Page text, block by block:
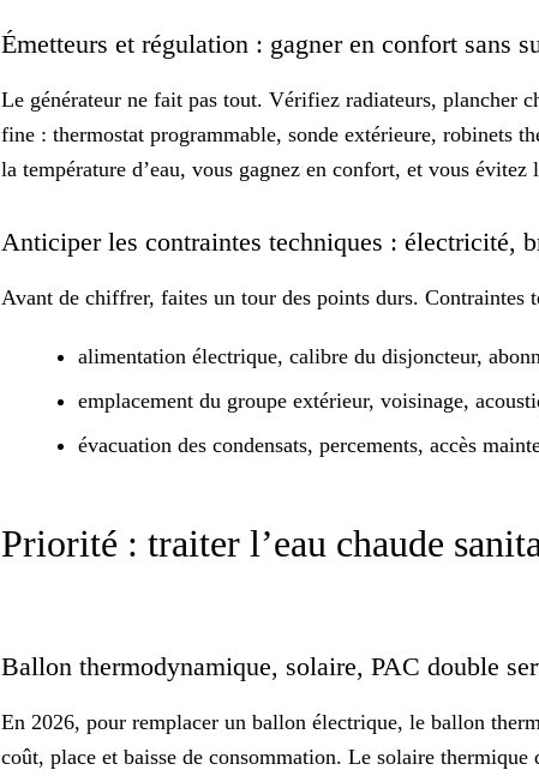
Émetteurs et régulation : gagner en confort sans
Le générateur ne fait pas tout. Vérifiez radiateurs, plancher
fine : thermostat programmable, sonde extérieure, robinets
la température d’eau, vous gagnez en confort, et vous
Anticiper les contraintes techniques : électricité,
Avant de chiffrer, faites un tour des points durs. Contraintes
alimentation électrique, calibre du disjoncteur,
emplacement du groupe extérieur, voisinage,
évacuation des condensats, percements, accès
Priorité : traiter l’eau chaude
Ballon thermodynamique, solaire, PAC double
En 2026, pour remplacer un ballon électrique, le ballon
coût, place et baisse de consommation. Le solaire